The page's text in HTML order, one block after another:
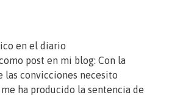
en el diario
post en mi blog: Con la
las convicciones necesito
ha producido la sentencia de